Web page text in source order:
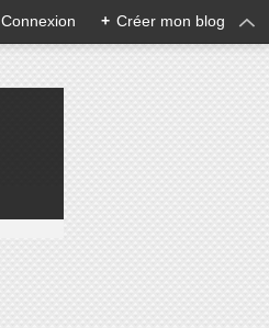
Connexion + Créer mon blog